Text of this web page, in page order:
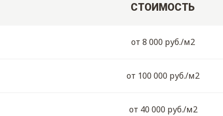
СТОИМОСТЬ
от 8 000 руб./м2
от 100 000 руб./м2
от 40 000 руб./м2